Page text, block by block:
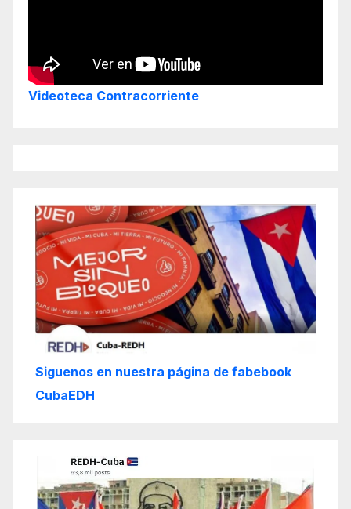
Videoteca Contracorriente
Siguenos en nuestra página de fabebook
CubaEDH